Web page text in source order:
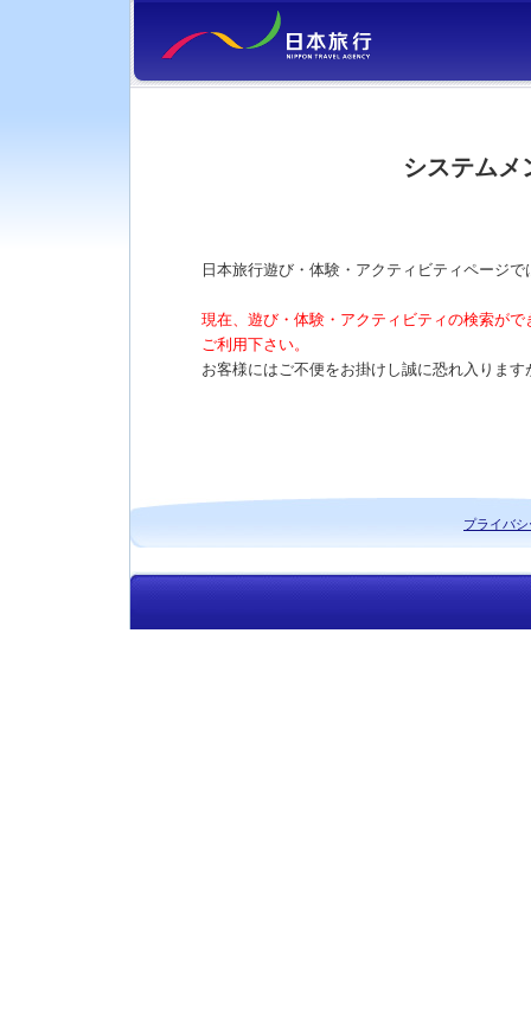
システムメ
日本旅行遊び・体験・アクティビティページ
現在、遊び・体験・アクティビティの検索が
ご利用下さい。
お客様にはご不便をお掛けし誠に恐れ入りま
プライバ